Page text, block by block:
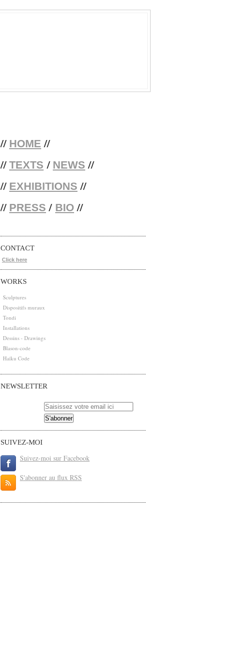
// HOME //
// TEXTS / NEWS //
// EXHIBITIONS //
// PRESS / BIO //
CONTACT
Click here
WORKS
Sculptures
Dispositifs muraux
Tondi
Installations
Dessins - Drawings
Blason-code
Haïku Code
NEWSLETTER
SUIVEZ-MOI
Suivez-moi sur Facebook
S'abonner au flux RSS